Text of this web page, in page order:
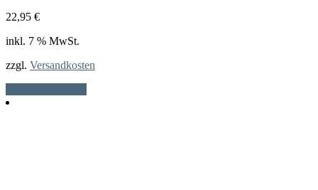
22,95 €
inkl. 7 % MwSt.
zzgl. Versandkosten